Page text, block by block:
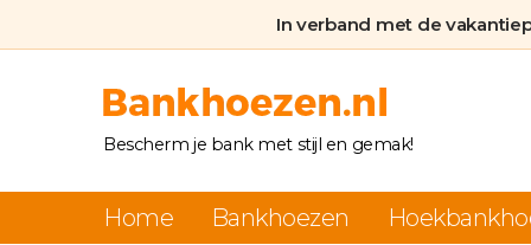
In verband met de
Bankhoezen.nl
Bescherm je bank met stijl en gemak!
Home Bankhoezen